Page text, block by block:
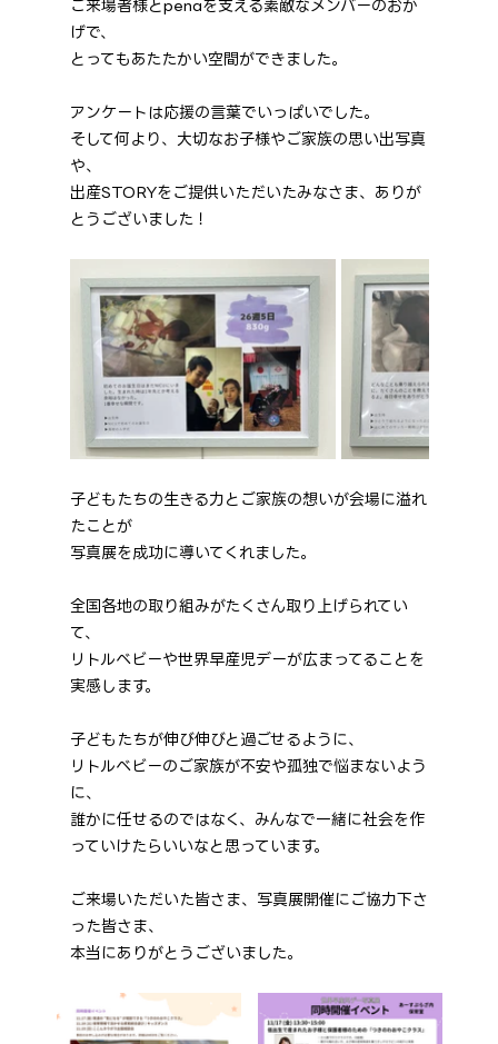
ご来場者様とpenaを支える素敵なメンバーのおか
げで、
とってもあたたかい空間ができました。
アンケートは応援の言葉でいっぱいでした。
そして何より、大切なお子様やご家族の思い出写真
や、
出産STORYをご提供いただいたみなさま、ありが
とうございました！
子どもたちの生きる力とご家族の想いが会場に溢れ
たことが
写真展を成功に導いてくれました。
全国各地の取り組みがたくさん取り上げられてい
て、
リトルベビーや世界早産児デーが広まってることを
実感します。
子どもたちが伸び伸びと過ごせるように、
リトルベビーのご家族が不安や孤独で悩まないよう
に、
誰かに任せるのではなく、みんなで一緒に社会を作
っていけたらいいなと思っています。
ご来場いただいた皆さま、写真展開催にご協力下さ
った皆さま、
本当にありがとうございました。